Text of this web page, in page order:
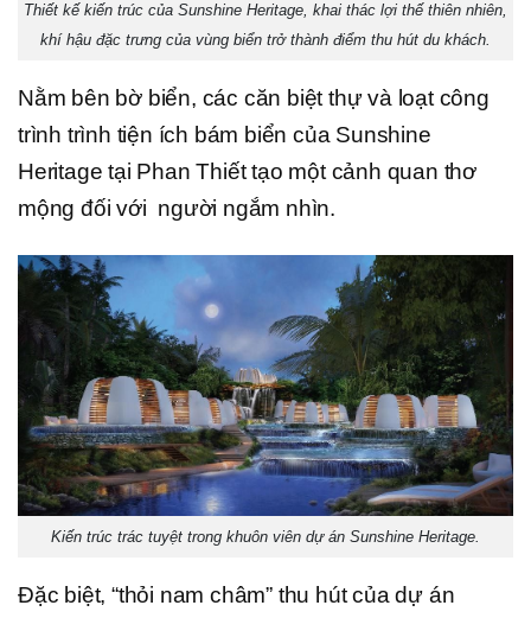
Thiết kế kiến trúc của Sunshine Heritage, khai thác lợi thế thiên nhiên,
khí hậu đặc trưng của vùng biển trở thành điểm thu hút du khách.
Nằm bên bờ biển, các căn biệt thự và loạt công
trình trình tiện ích bám biển của Sunshine
Heritage tại Phan Thiết tạo một cảnh quan thơ
mộng đối với người ngắm nhìn.
Kiến trúc trác tuyệt trong khuôn viên dự án Sunshine Heritage.
Đặc biệt, “thỏi nam châm” thu hút của dự án